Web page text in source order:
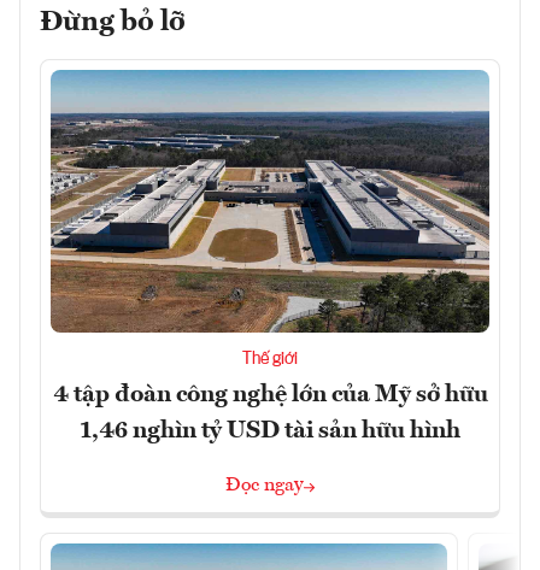
Đừng bỏ lỡ
Thế giới
4 tập đoàn công nghệ lớn của Mỹ sở hữu
1,46 nghìn tỷ USD tài sản hữu hình
Đọc ngay